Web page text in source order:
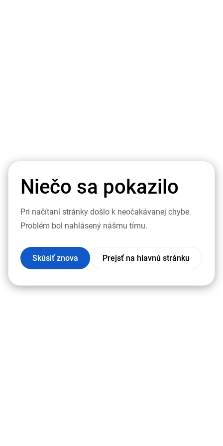
Niečo sa pokazilo
Pri načítaní stránky došlo k neočakávanej chybe.
Problém bol nahlásený nášmu tímu.
Skúsiť znova Prejsť na hlavnú stránku